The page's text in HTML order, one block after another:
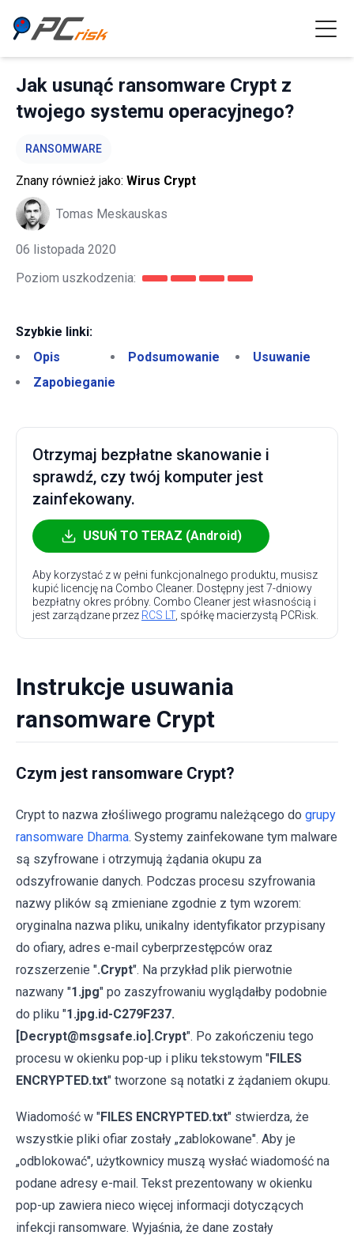
Jak usunąć ransomware Crypt z
twojego systemu operacyjnego?
RANSOMWARE
Znany również jako: Wirus Crypt
Tomas Meskauskas
06 listopada 2020
Poziom uszkodzenia:
Szybkie linki:
Opis
Podsumowanie
Usuwanie
Zapobieganie
Otrzymaj bezpłatne skanowanie i
sprawdź, czy twój komputer jest
zainfekowany.
USUŃ TO TERAZ (Android)
Aby korzystać z w pełni funkcjonalnego produktu, musisz
kupić licencję na Combo Cleaner. Dostępny jest 7-dniowy
bezpłatny okres próbny. Combo Cleaner jest własnością i
jest zarządzane przez RCS LT, spółkę macierzystą PCRisk.
Instrukcje usuwania
ransomware Crypt
Czym jest ransomware Crypt?
Crypt to nazwa złośliwego programu należącego do grupy
ransomware Dharma. Systemy zainfekowane tym malware
są szyfrowane i otrzymują żądania okupu za
odszyfrowanie danych. Podczas procesu szyfrowania
nazwy plików są zmieniane zgodnie z tym wzorem:
oryginalna nazwa pliku, unikalny identyfikator przypisany
do ofiary, adres e-mail cyberprzestępców oraz
rozszerzenie ".Crypt". Na przykład plik pierwotnie
nazwany "1.jpg" po zaszyfrowaniu wyglądałby podobnie
do pliku "1.jpg.id-C279F237.
[Decrypt@msgsafe.io].Crypt". Po zakończeniu tego
procesu w okienku pop-up i pliku tekstowym "FILES
ENCRYPTED.txt" tworzone są notatki z żądaniem okupu.
Wiadomość w "FILES ENCRYPTED.txt" stwierdza, że ​​
wszystkie pliki ofiar zostały „zablokowane". Aby je
„odblokować", użytkownicy muszą wysłać wiadomość na
podane adresy e-mail. Tekst prezentowany w okienku
pop-up zawiera nieco więcej informacji dotyczących
infekcji ransomware. Wyjaśnia, że ​​dane zostały